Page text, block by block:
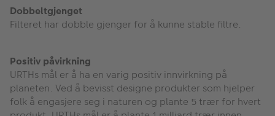
Dobbeltgjenget
Filteret har dobble gjenger for å kunne stable filtre.
Positiv påvirkning
URTHs mål er å ha en varig positiv innvirkning på
planeten. Ved å bevisst designe produkter som hjelper
folk å engasjere seg i naturen og plante 5 trær for hvert